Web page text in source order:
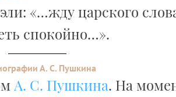
«…жду царского
спокойно…».
А. С. Пушкина
А. С. Пушкина. На